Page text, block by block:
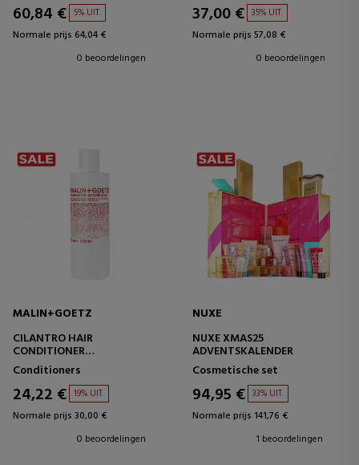
60,84 € 5% UIT.
Normale prijs 64,04 €
0 beoordelingen
37,00 € 35% UIT.
Normale prijs 57,08 €
0 beoordelingen
MALIN+GOETZ
CILANTRO HAIR
CONDITIONER
CONDITIONER
Conditioners
24,22 € 19% UIT.
Normale prijs 30,00 €
0 beoordelingen
NUXE
NUXE XMAS25
ADVENTSKALENDER
Cosmetische set
94,95 € 33% UIT.
Normale prijs 141,76 €
1 beoordelingen